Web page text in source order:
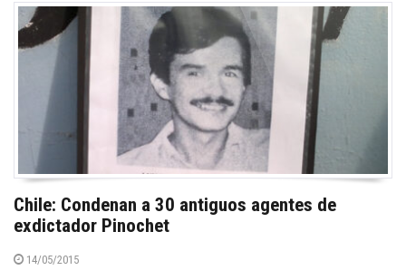
Chile: Condenan a 30 antiguos agentes de
exdictador Pinochet
14/05/2015